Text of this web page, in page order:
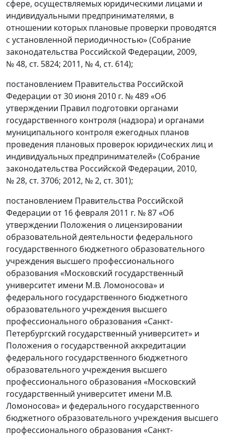
сфере, осуществляемых юридическими лицами и
индивидуальными предпринимателями, в
отношении которых плановые проверки проводятся
с установленной периодичностью» (Собрание
законодательства Российской Федерации, 2009,
№ 48, ст. 5824; 2011, № 4, ст. 614);
постановлением Правительства Российской
Федерации от 30 июня 2010 г. № 489 «Об
утверждении Правил подготовки органами
государственного контроля (надзора) и органами
муниципального контроля ежегодных планов
проведения плановых проверок юридических лиц и
индивидуальных предпринимателей» (Собрание
законодательства Российской Федерации, 2010,
№ 28, ст. 3706; 2012, № 2, ст. 301);
постановлением Правительства Российской
Федерации от 16 февраля 2011 г. № 87 «Об
утверждении Положения о лицензировании
образовательной деятельности федерального
государственного бюджетного образовательного
учреждения высшего профессионального
образования «Московский государственный
университет имени М.В. Ломоносова» и
федерального государственного бюджетного
образовательного учреждения высшего
профессионального образования «Санкт-
Петербургский государственный университет» и
Положения о государственной аккредитации
федерального государственного бюджетного
образовательного учреждения высшего
профессионального образования «Московский
государственный университет имени М.В.
Ломоносова» и федерального государственного
бюджетного образовательного учреждения высшего
профессионального образования «Санкт-